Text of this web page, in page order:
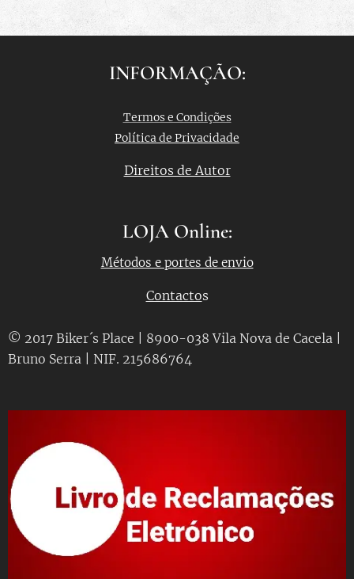
INFORMAÇÃO:
Termos e Condições
Política de Privacidade
Direitos de Autor
LOJA Online:
Métodos e portes de envio
Contactos
© 2017 Biker´s Place | 8900-038 Vila Nova de Cacela |
Bruno Serra | NIF. 215686764